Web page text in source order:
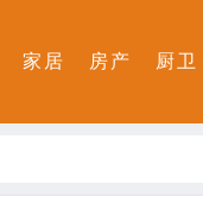
家居 房产 厨卫